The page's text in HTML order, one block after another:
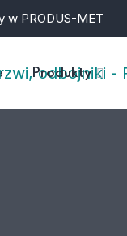
w PRODUS-MET
Produkty